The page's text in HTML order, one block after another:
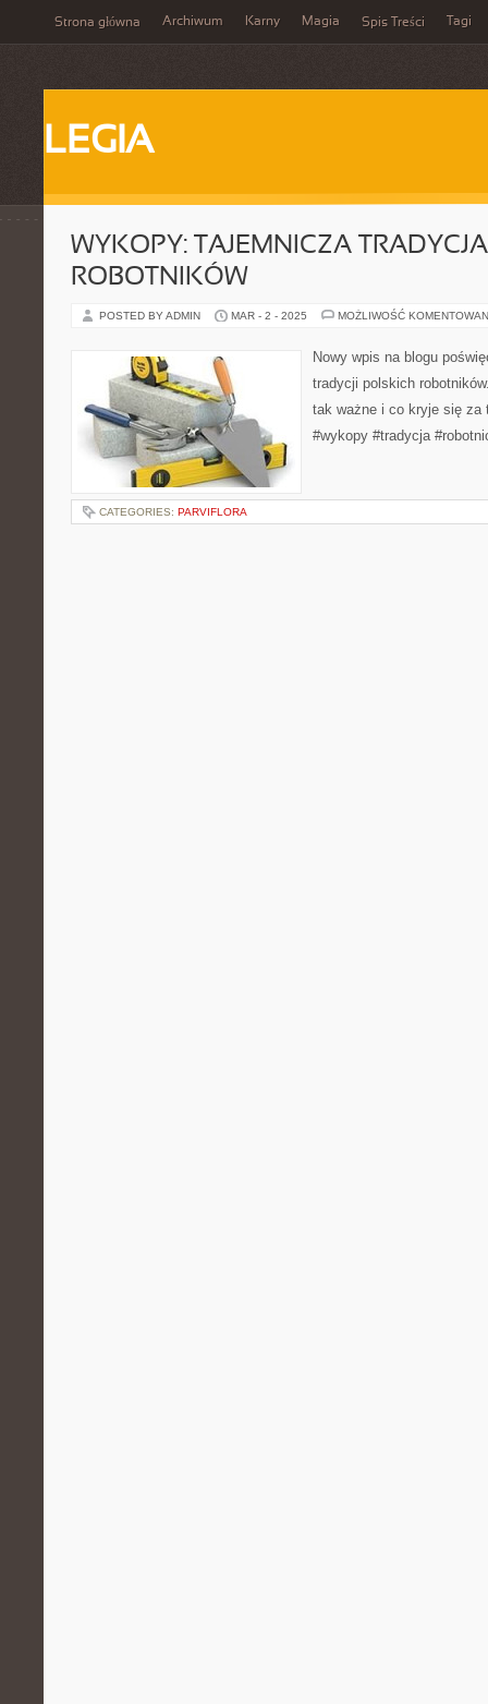
Strona główna Archiwum Karny Magia Spis Treści Tagi
LEGIA
WYKOPY: TAJEMNICZA
ROBOTNIKÓW
POSTED BY ADMIN MAR - 2 - 2025 MOŻLIWOŚĆ
Nowy wpis na blogu
tradycji polskich
tak ważne i co kryje się
#wykopy #tradycja
CATEGORIES: PARVIFLORA